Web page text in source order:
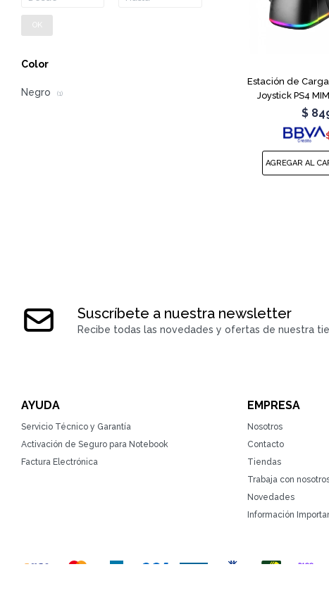
Estación de
Joystick PS4
$
OK
Color
Negro (1)
Suscríbete a nuestra newsletter
Recibe todas las novedades y ofertas de nuestra
AYUDA
Servicio Técnico y Garantía
Activación de Seguro para Notebook
Factura Electrónica
EMPRESA
Nosotros
Contacto
Tiendas
Trabaja con
Novedades
Información